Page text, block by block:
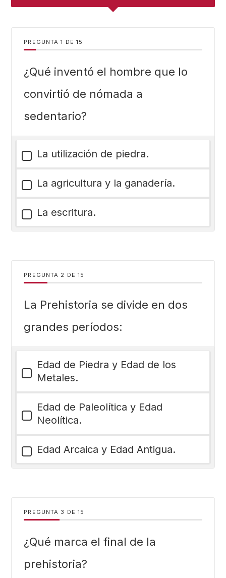
PREGUNTA DE 15
¿Qué inventó el hombre que lo
convirtió de nómada a
sedentario?
La utilización de piedra.
La agricultura y la ganadería.
La escritura.
PREGUNTA DE 15
La Prehistoria se divide en dos
grandes períodos:
Edad de Piedra y Edad de los
Metales.
Edad de Paleolítica y Edad
Neolítica.
Edad Arcaica y Edad Antigua.
PREGUNTA DE 15
¿Qué marca el final de la
prehistoria?